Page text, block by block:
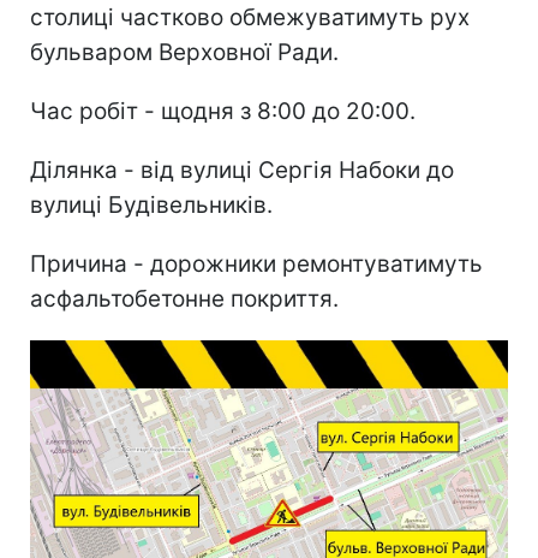
столиці частково обмежуватимуть рух
бульваром Верховної Ради.
Час робіт - щодня з 8:00 до 20:00.
Ділянка - від вулиці Сергія Набоки до
вулиці Будівельників.
Причина - дорожники ремонтуватимуть
асфальтобетонне покриття.